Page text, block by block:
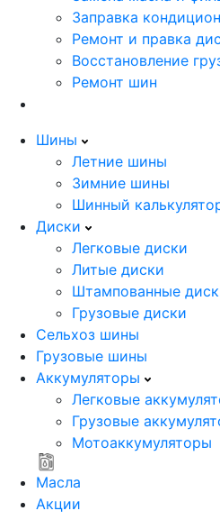
Заправка
Ремонт и правка
Восстановление
Ремонт шин
Шины
Летние шины
Зимние шины
Шинный
Диски
Легковые диски
Литые диски
Штампованные
Грузовые диски
Сельхоз шины
Грузовые шины
Аккумуляторы
Легковые
Грузовые
Мотоаккумуляторы
Масла
Акции